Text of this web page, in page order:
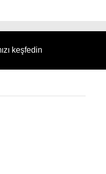
keşfedin